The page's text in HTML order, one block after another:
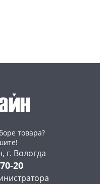
товара?
г. Вологда
20